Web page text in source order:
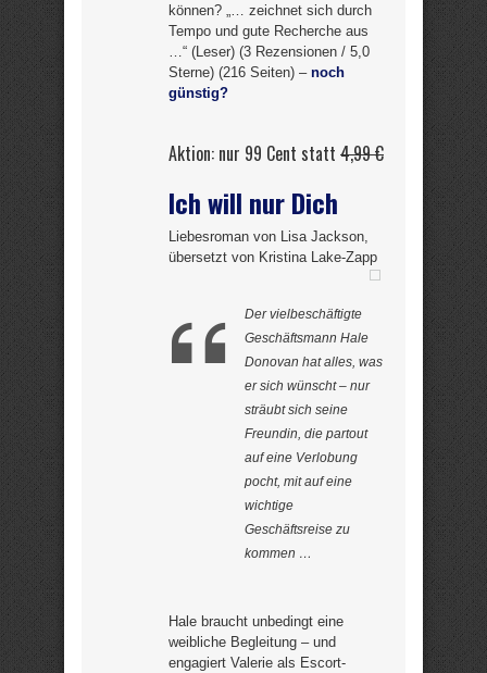
können? „… zeichnet sich durch
Tempo und gute Recherche aus
…“ (Leser) (3 Rezensionen / 5,0
Sterne) (216 Seiten) – noch
günstig?
Aktion: nur 99 Cent statt 4,99 €
Ich will nur Dich
Liebesroman von Lisa Jackson,
übersetzt von Kristina Lake-Zapp
Der vielbeschäftigte
Geschäftsmann Hale
Donovan hat alles, was
er sich wünscht – nur
sträubt sich seine
Freundin, die partout
auf eine Verlobung
pocht, mit auf eine
wichtige
Geschäftsreise zu
kommen …
Hale braucht unbedingt eine
weibliche Begleitung – und
engagiert Valerie als Escort-